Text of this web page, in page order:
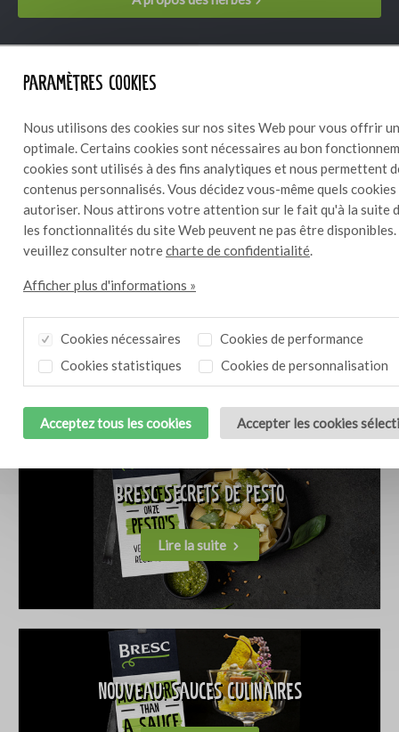
Paramètres cookies
Nous utilisons des cookies sur nos sites Web pour vous offrir
optimale. Certains cookies sont nécessaires au bon
cookies sont utilisés à des fins analytiques et nous permettent
contenus personnalisés. Vous décidez vous-même quels
autoriser. Nous attirons votre attention sur le fait qu'à la suite
les fonctionnalités du site Web peuvent ne pas être
veuillez consulter notrecharte de confidentialité.
Afficher plus d'informations »
Cookies nécessaires
Cookies de performance
Cookies statistiques
Cookies de personnalisation
Acceptez tous les cookies Accepter les cookies
Laissez-vous inspirer par Bresculinair
Voir l'inspiration
BRESC Secrets de pesto
Lire la suite
Nouveau: Sauces Culinaires